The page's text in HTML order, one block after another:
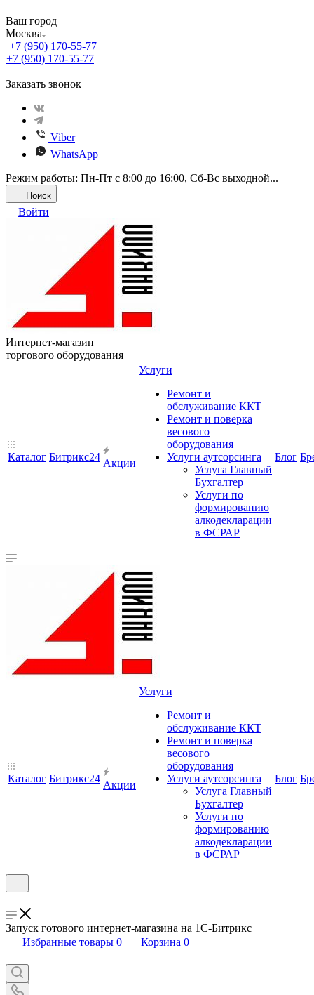
Ваш город
Москва
+7 (950) 170-55-77
+7 (950) 170-55-77
Заказать звонок
Viber
WhatsApp
Режим работы: Пн-Пт с 8:00 до 16:00, Cб-Вс выходной...
Поиск
Войти
Интернет-магазин
торгового оборудования
Каталог Битрикс24
Акции
Услуги
Ремонт и
обслуживание ККТ
Ремонт и поверка
весового
оборудования
Услуги аутсорсинга
Услуга Главный
Бухгалтер
Услуги по
формированию
алкодекларации
в ФСРАР
Блог
Каталог Битрикс24
Акции
Услуги
Ремонт и
обслуживание ККТ
Ремонт и поверка
весового
оборудования
Услуги аутсорсинга
Услуга Главный
Бухгалтер
Услуги по
формированию
алкодекларации
в ФСРАР
Блог
Запуск готового интернет-магазина на 1С-Битрикс
Избранные товары 0 Корзина 0